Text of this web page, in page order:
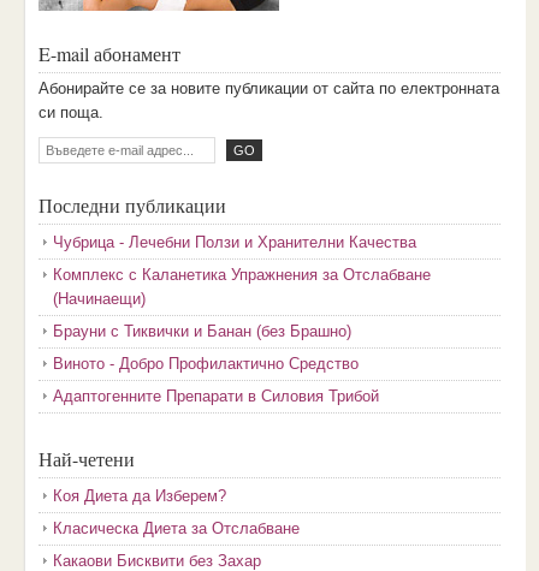
E-mail абонамент
Aбoниpaйтe ce зa нoвитe пyбликaции oт caйтa пo eлeктpoннaтa
cи пoщa.
Последни публикации
Чубрица - Лечебни Ползи и Хранителни Качества
Комплекс с Каланетика Упражнения за Отслабване
(Начинаещи)
Брауни с Тиквички и Банан (без Брашно)
Виното - Добро Профилактично Средство
Адаптогенните Препарати в Силовия Трибой
Най-четени
Коя Диета да Изберем?
Класическа Диета за Отслабване
Какаови Бисквити без Захар